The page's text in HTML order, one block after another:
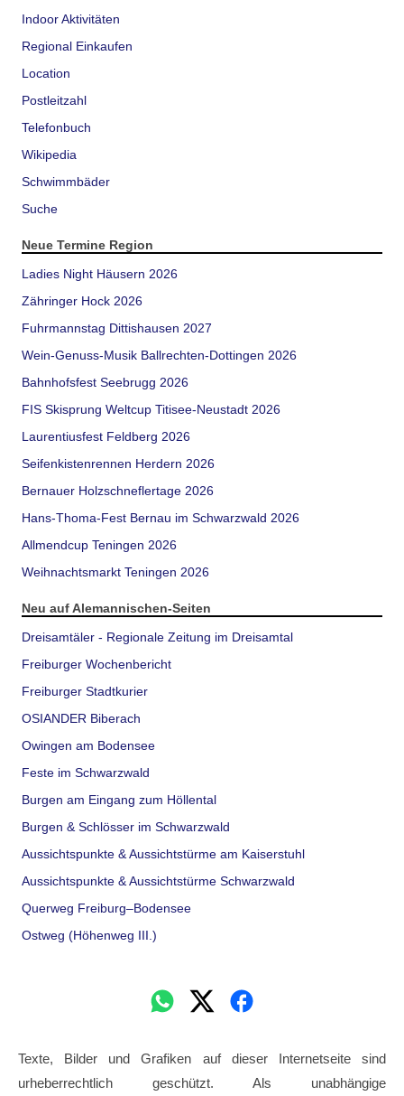
Indoor Aktivitäten
Regional Einkaufen
Location
Postleitzahl
Telefonbuch
Wikipedia
Schwimmbäder
Suche
Neue Termine Region
Ladies Night Häusern 2026
Zähringer Hock 2026
Fuhrmannstag Dittishausen 2027
Wein-Genuss-Musik Ballrechten-Dottingen 2026
Bahnhofsfest Seebrugg 2026
FIS Skisprung Weltcup Titisee-Neustadt 2026
Laurentiusfest Feldberg 2026
Seifenkistenrennen Herdern 2026
Bernauer Holzschneflertage 2026
Hans-Thoma-Fest Bernau im Schwarzwald 2026
Allmendcup Teningen 2026
Weihnachtsmarkt Teningen 2026
Neu auf Alemannischen-Seiten
Dreisamtäler - Regionale Zeitung im Dreisamtal
Freiburger Wochenbericht
Freiburger Stadtkurier
OSIANDER Biberach
Owingen am Bodensee
Feste im Schwarzwald
Burgen am Eingang zum Höllental
Burgen & Schlösser im Schwarzwald
Aussichtspunkte & Aussichtstürme am Kaiserstuhl
Aussichtspunkte & Aussichtstürme Schwarzwald
Querweg Freiburg–Bodensee
Ostweg (Höhenweg III.)
Texte, Bilder und Grafiken auf dieser Internetseite sind
urheberrechtlich geschützt. Als unabhängige